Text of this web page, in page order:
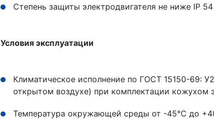
Степень защиты электродвигателя не ниже IP 54
Условия эксплуатации
Климатическое исполнение по ГОСТ 15150-69:
открытом воздухе) при комплектации кожухом
Температура окружающей среды от -45°С до